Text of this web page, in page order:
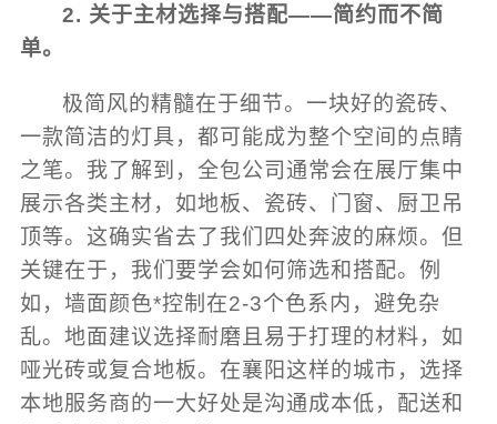
2. 关于主材选择与搭配——简约而不简
单。
极简风的精髓在于细节。一块好的瓷砖、
一款简洁的灯具，都可能成为整个空间的点睛
之笔。我了解到，全包公司通常会在展厅集中
展示各类主材，如地板、瓷砖、门窗、厨卫吊
顶等。这确实省去了我们四处奔波的麻烦。但
关键在于，我们要学会如何筛选和搭配。例
如，墙面颜色*控制在2-3个色系内，避免杂
乱。地面建议选择耐磨且易于打理的材料，如
哑光砖或复合地板。在襄阳这样的城市，选择
本地服务商的一大好处是沟通成本低，配送和